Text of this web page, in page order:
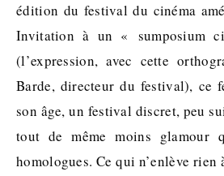
édition du festival du cinéma
Invitation à un « sumposium
(l’expression, avec cette
Barde, directeur du festival), ce
son âge, un festival discret, peu
tout de même moins glamour
homologues. Ce qui n’enlève rien